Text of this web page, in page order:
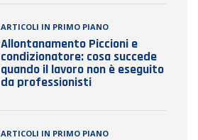
ARTICOLI IN PRIMO PIANO
Allontanamento Piccioni e
condizionatore: cosa succede
quando il lavoro non è eseguito
da professionisti
ARTICOLI IN PRIMO PIANO